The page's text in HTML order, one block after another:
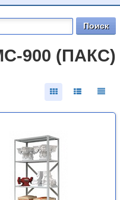
900 (ПАКС)